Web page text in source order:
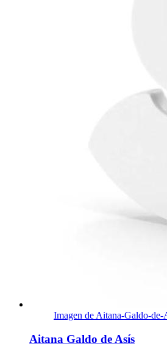
Imagen de Aitana-Galdo-de-
Aitana Galdo de Asís